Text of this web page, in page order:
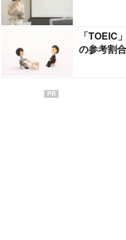
「
の参考割
PR